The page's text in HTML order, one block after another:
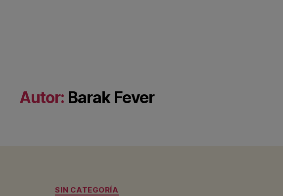
Autor: Barak Fever
Categorías
SIN CATEGORÍA